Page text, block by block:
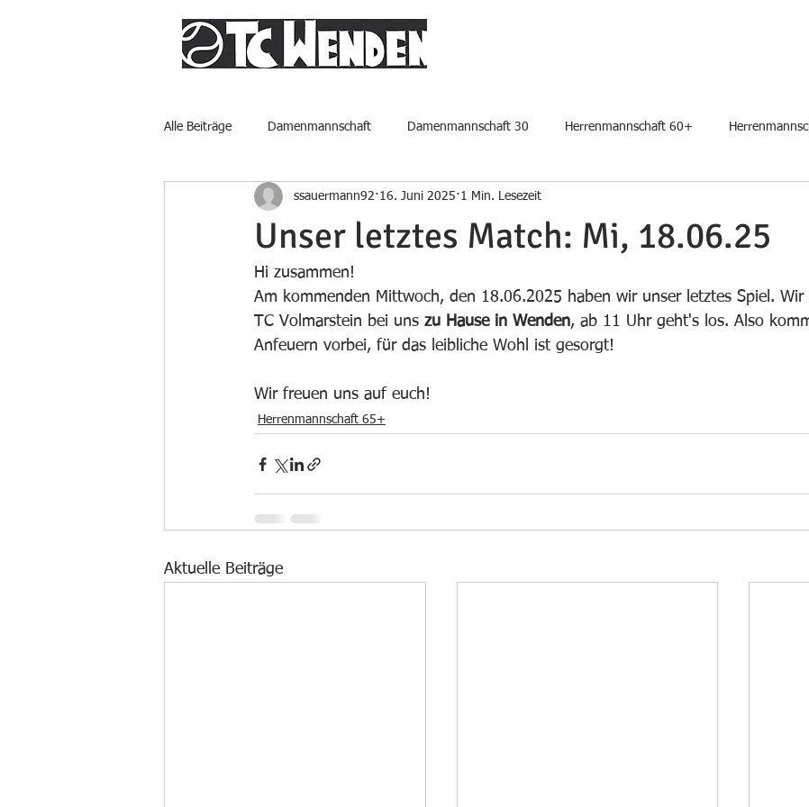
Alle Beiträge Damenmannschaft Damenmannschaft 30 Herrenmannschaft 60+
Unser letztes Match: Mi, 18.06.25
ssauermann92 16. Juni 2025 1 Min. Lesezeit
Hi zusammen!
Am kommenden Mittwoch, den 18.06.2025 haben wir unser letztes Spiel. Wir
TC Volmarstein bei uns zu Hause in Wenden, ab 11 Uhr geht's los. Also
Anfeuern vorbei, für das leibliche Wohl ist gesorgt!
Wir freuen uns auf euch!
Herrenmannschaft 65+
Aktuelle Beiträge